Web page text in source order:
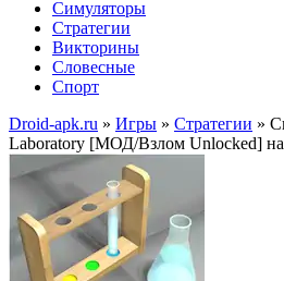
Симуляторы
Стратегии
Викторины
Словесные
Спорт
Droid-apk.ru » Игры » Стратегии »
Laboratory [МОД/Взлом Unlocked]